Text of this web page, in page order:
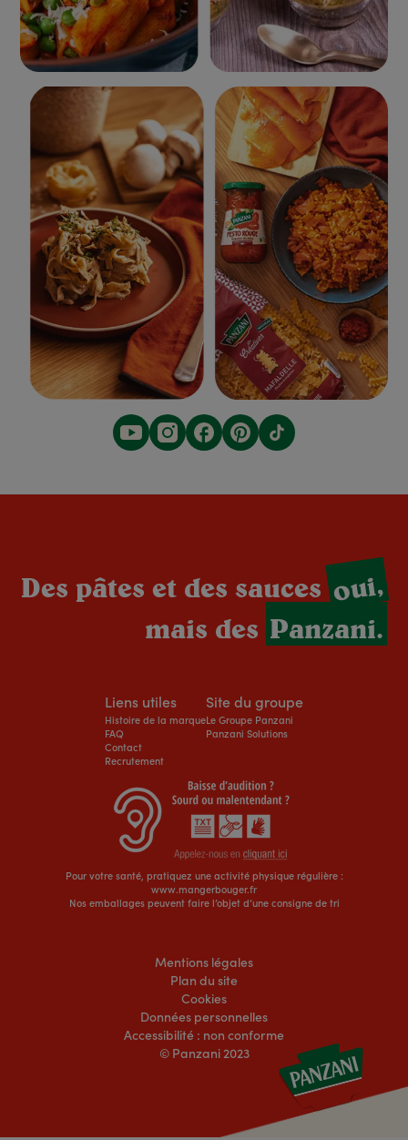
Des pâtes et des saucesoui,
mais des Panzani.
Liens utiles
Histoire de la marque
FAQ
Contact
Recrutement
Site du groupe
Le Groupe Panzani
Panzani Solutions
Pour votre santé, pratiquez une activité physique régulière :
www.mangerbouger.fr
Nos emballages peuvent faire l’objet d’une consigne de tri
Mentions légales
Plan du site
Cookies
Données personnelles
Accessibilité : non conforme
© Panzani 2023